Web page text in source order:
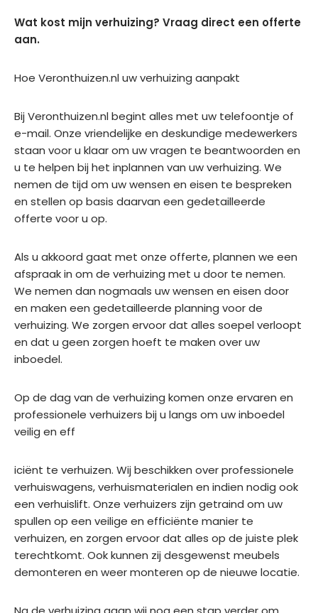
Wat kost mijn verhuizing? Vraag direct een offerte
aan.
Hoe Veronthuizen.nl uw verhuizing aanpakt
Bij Veronthuizen.nl begint alles met uw telefoontje of
e-mail. Onze vriendelijke en deskundige medewerkers
staan voor u klaar om uw vragen te beantwoorden en
u te helpen bij het inplannen van uw verhuizing. We
nemen de tijd om uw wensen en eisen te bespreken
en stellen op basis daarvan een gedetailleerde
offerte voor u op.
Als u akkoord gaat met onze offerte, plannen we een
afspraak in om de verhuizing met u door te nemen.
We nemen dan nogmaals uw wensen en eisen door
en maken een gedetailleerde planning voor de
verhuizing. We zorgen ervoor dat alles soepel verloopt
en dat u geen zorgen hoeft te maken over uw
inboedel.
Op de dag van de verhuizing komen onze ervaren en
professionele verhuizers bij u langs om uw inboedel
veilig en eff
iciënt te verhuizen. Wij beschikken over professionele
verhuiswagens, verhuismaterialen en indien nodig ook
een verhuislift. Onze verhuizers zijn getraind om uw
spullen op een veilige en efficiënte manier te
verhuizen, en zorgen ervoor dat alles op de juiste plek
terechtkomt. Ook kunnen zij desgewenst meubels
demonteren en weer monteren op de nieuwe locatie.